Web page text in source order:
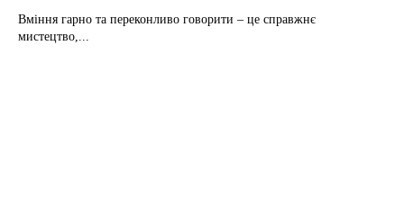
Вміння гарно та переконливо говорити – це справжнє
мистецтво,...